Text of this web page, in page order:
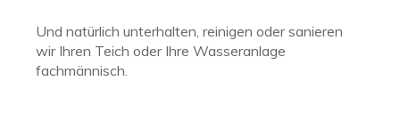
Und natürlich unterhalten, reinigen oder sanieren
wir Ihren Teich oder Ihre Wasseranlage
fachmännisch.